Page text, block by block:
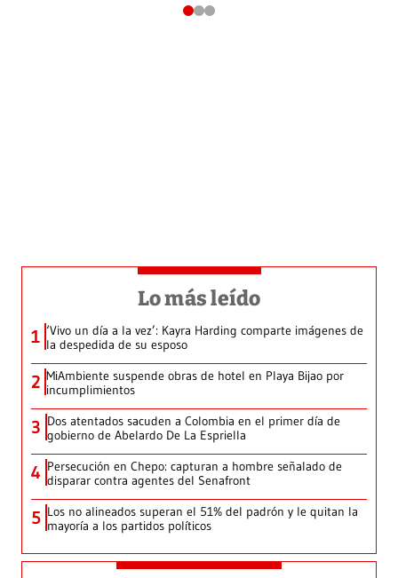
Lo más leído
1 ‘Vivo un día a la vez’: Kayra Harding comparte imágenes de
la despedida de su esposo
2 MiAmbiente suspende obras de hotel en Playa Bijao por
incumplimientos
3 Dos atentados sacuden a Colombia en el primer día de
gobierno de Abelardo De La Espriella
4 Persecución en Chepo: capturan a hombre señalado de
disparar contra agentes del Senafront
5 Los no alineados superan el 51% del padrón y le quitan la
mayoría a los partidos políticos